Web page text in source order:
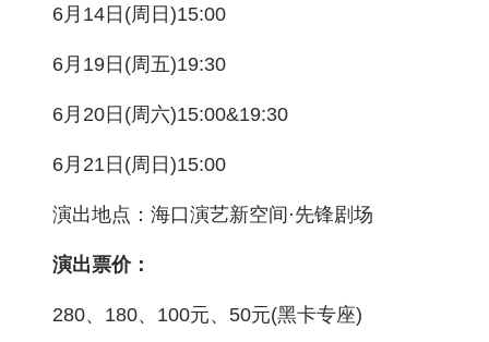
6月14日(周日)15:00
6月19日(周五)19:30
6月20日(周六)15:00&19:30
6月21日(周日)15:00
演出地点：海口演艺新空间·先锋剧场
演出票价：
280、180、100元、50元(黑卡专座)